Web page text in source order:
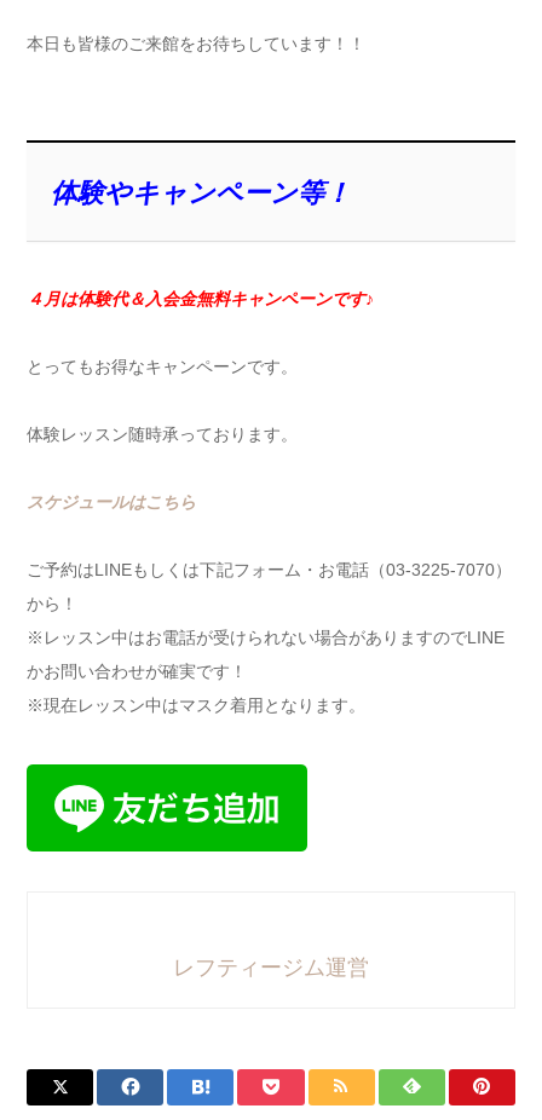
本日も皆様のご来館をお待ちしています！！
体験やキャンペーン等！
４月は体験代＆入会金無料キャンペーンです♪
とってもお得なキャンペーンです。
体験レッスン随時承っております。
スケジュールはこちら
ご予約はLINEもしくは下記フォーム・お電話（03-3225-7070）
から！
※レッスン中はお電話が受けられない場合がありますのでLINE
かお問い合わせが確実です！
※現在レッスン中はマスク着用となります。
レフティージム運営